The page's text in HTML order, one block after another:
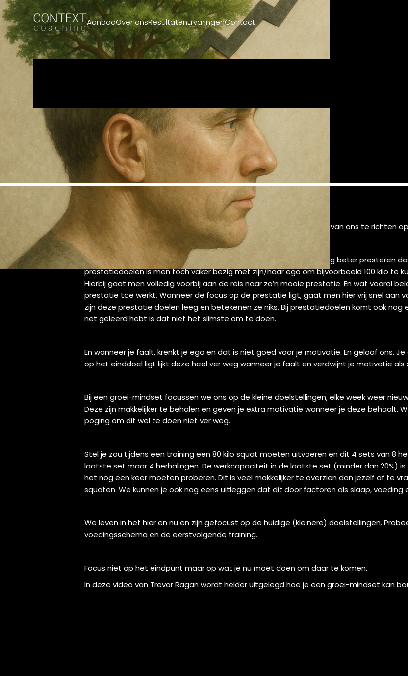
AanbodOver onsResultatenErvaringenContact
Binnen Context kiezen wij bewust voor een groei-mindset in plaats van ons te richten
Ten eerste is het zo dat mensen met een groei-mindset simpelweg beter presteren
prestatiedoelen is men toch vaker bezig met zijn/haar ego om bijvoorbeeld 100 kilo te
Hierbij gaat men volledig voorbij aan de reis naar zo’n mooie prestatie. En wat vooral
prestatie toe werkt. Wanneer de focus op de prestatie ligt, gaat men hier vrij snel aan
zijn deze prestatie doelen leeg en betekenen ze niks. Bij prestatiedoelen komt ook nog
net geleerd hebt is dat niet het slimste om te doen.
En wanneer je faalt, krenkt je ego en dat is niet goed voor je motivatie. En geloof ons.
op het einddoel ligt lijkt deze heel ver weg wanneer je faalt en verdwijnt je motivatie als
Bij een groei-mindset focussen we ons op de kleine doelstellingen, elke week weer
Deze zijn makkelijker te behalen en geven je extra motivatie wanneer je deze behaalt.
poging om dit wel te doen niet ver weg.
Stel je zou tijdens een training een 80 kilo squat moeten uitvoeren en dit 4 sets van 8
laatste set maar 4 herhalingen. De werkcapaciteit in de laatste set (minder dan 20%)
het nog een keer moeten proberen. Dit is veel makkelijker te overzien dan jezelf af te
squaten. We kunnen je ook nog eens uitleggen dat dit door factoren als slaap, voeding
We leven in het hier en nu en zijn gefocust op de huidige (kleinere) doelstellingen.
voedingsschema en de eerstvolgende training.
Focus niet op het eindpunt maar op wat je nu moet doen om daar te komen.
In deze video van Trevor Ragan wordt helder uitgelegd hoe je een groei-mindset kan